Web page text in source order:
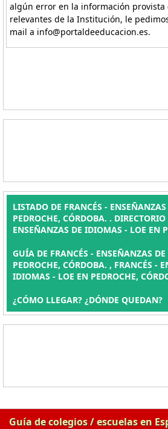
algún error en la información provista
relevantes de la Institución, le
mail a info@portaldeeducacion.es.
LISTADO DE FRANCÉS -
PEDROCHE, CÓRDOBA. . DIRECTORIO
ENSEÑANZAS DE IDIOMAS - LOE EN
GUÍA DE FRANCÉS - ENSEÑANZAS
PEDROCHE, CÓRDOBA. , FRANCÉS -
IDIOMAS - LOE EN PEDROCHE,
¿CÓMO LLEGAR? ¿DÓNDE QUEDAN?
Guía de colegios / escuelas en